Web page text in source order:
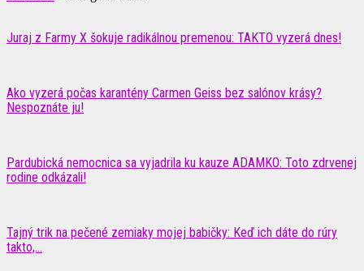
Juraj z Farmy X šokuje radikálnou premenou: TAKTO vyzerá dnes!
Ako vyzerá počas karantény Carmen Geiss bez salónov krásy?
Nespoznáte ju!
Pardubická nemocnica sa vyjadrila ku kauze ADAMKO: Toto zdrvenej
rodine odkázali!
Tajný trik na pečené zemiaky mojej babičky: Keď ich dáte do rúry
takto,...